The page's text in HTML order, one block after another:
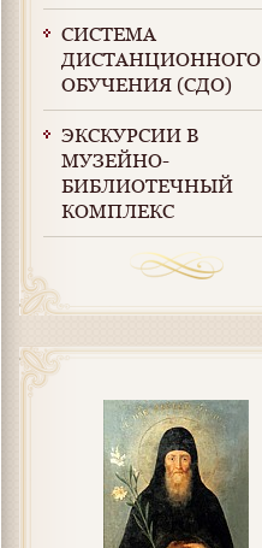
СИСТЕМА
ДИСТАНЦИОННОГО
ОБУЧЕНИЯ (СДО)
ЭКСКУРСИИ В
МУЗЕЙНО-
БИБЛИОТЕЧНЫЙ
КОМПЛЕКС